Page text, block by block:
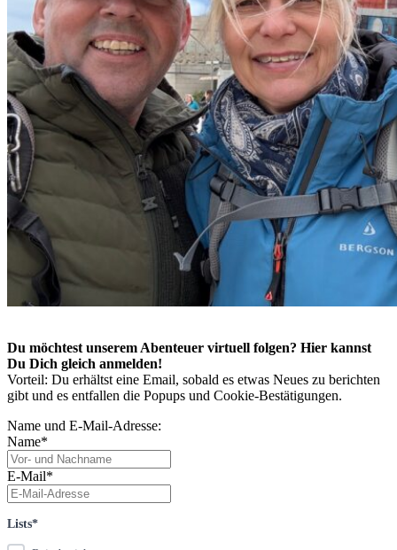
Du möchtest unserem Abenteuer virtuell folgen? Hier kannst
Du Dich gleich anmelden!
Vorteil: Du erhältst eine Email, sobald es etwas Neues zu berichten
gibt und es entfallen die Popups und Cookie-Bestätigungen.
Name und E-Mail-Adresse:
Name*
E-Mail*
Lists*